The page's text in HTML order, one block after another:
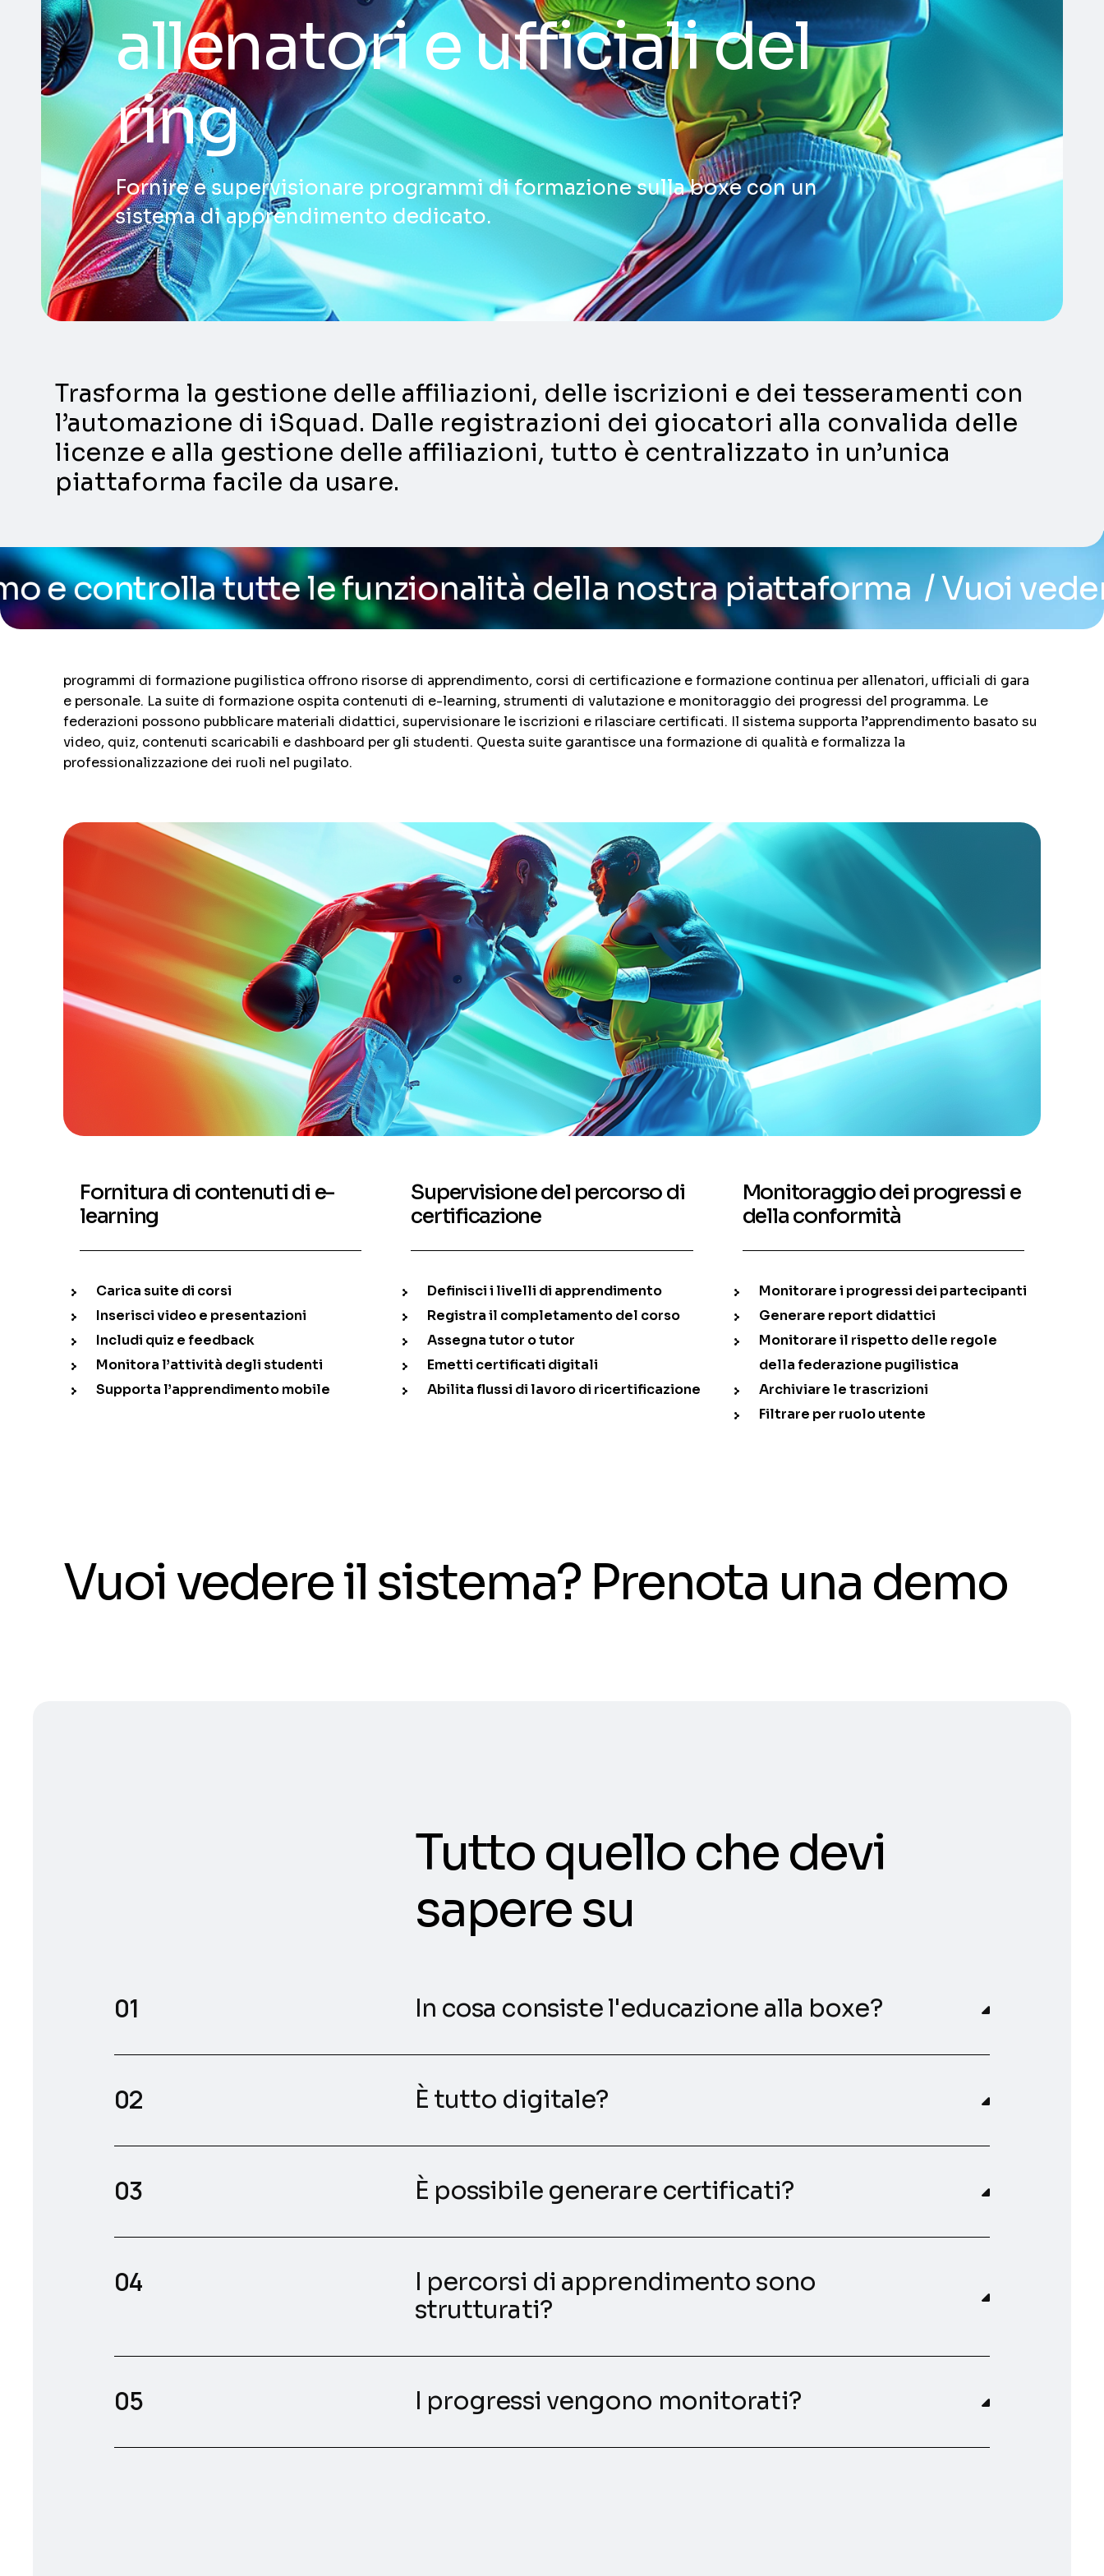
allenatori e ufficiali del
ring
Fornire e supervisionare programmi di formazione sulla boxe con un
sistema di apprendimento dedicato.
Trasforma la gestione delle affiliazioni, delle iscrizioni e dei tesseramenti con
l’automazione di iSquad. Dalle registrazioni dei giocatori alla convalida delle
licenze e alla gestione delle affiliazioni, tutto è centralizzato in un’unica
piattaforma facile da usare.
tutte le funzionalità della nostra piattaforma/ Vuoi vedere il
programmi di formazione pugilistica offrono risorse di apprendimento, corsi di certificazione e formazione continua per allenatori, ufficiali di gara
e personale. La suite di formazione ospita contenuti di e-learning, strumenti di valutazione e monitoraggio dei progressi del programma. Le
federazioni possono pubblicare materiali didattici, supervisionare le iscrizioni e rilasciare certificati. Il sistema supporta l’apprendimento basato su
video, quiz, contenuti scaricabili e dashboard per gli studenti. Questa suite garantisce una formazione di qualità e formalizza la
professionalizzazione dei ruoli nel pugilato.
Fornitura di contenuti di e-
learning
Carica suite di corsi
Inserisci video e presentazioni
Includi quiz e feedback
Monitora l’attività degli studenti
Supporta l’apprendimento mobile
Supervisione del percorso di
certificazione
Definisci i livelli di apprendimento
Registra il completamento del corso
Assegna tutor o tutor
Emetti certificati digitali
Abilita flussi di lavoro di ricertificazione
Monitoraggio dei progressi e
della conformità
Monitorare i progressi dei partecipanti
Generare report didattici
Monitorare il rispetto delle regole
della federazione pugilistica
Archiviare le trascrizioni
Filtrare per ruolo utente
Vuoi vedere il sistema? Prenota una demo
Tutto quello che devi
sapere su
In cosa consiste l'educazione alla boxe?
È tutto digitale?
È possibile generare certificati?
I percorsi di apprendimento sono
strutturati?
I progressi vengono monitorati?